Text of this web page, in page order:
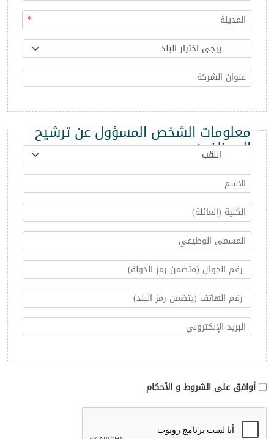
*
معلومات الشخص المسؤول عن ترشيح
الموظفين
أوافق على الشروط و الأحكام